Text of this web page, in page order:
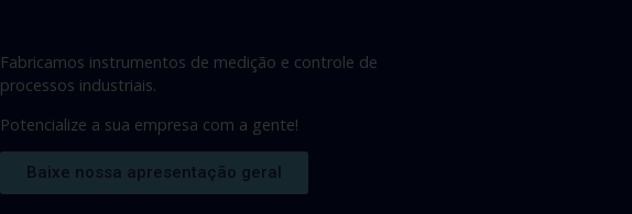
Fabricamos instrumentos de medição e controle de
processos industriais.
Potencialize a sua empresa com a gente!
Baixe nossa apresentação geral